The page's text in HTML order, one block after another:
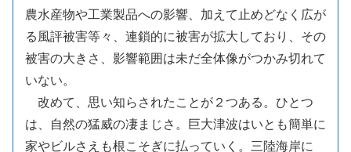
農水産物や工業製品への影響、加えて止めどなく広が
る風評被害等々、連鎖的に被害が拡大しており、その
被害の大きさ、影響範囲は未だ全体像がつかみ切れて
いない。
改めて、思い知らされたことが２つある。ひとつ
は、自然の猛威の凄まじさ。巨大津波はいとも簡単に
家やビルさえも根こそぎに払っていく。三陸海岸に